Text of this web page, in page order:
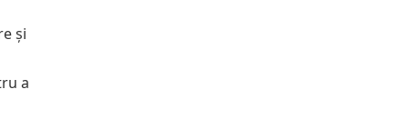
și
a